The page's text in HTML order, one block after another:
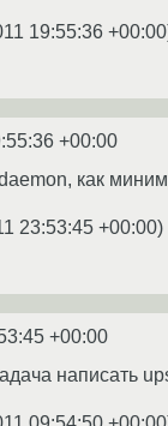
19:55:36 +00:00
+00:00
как
23:53:45 +00:00)
+00:00
написать